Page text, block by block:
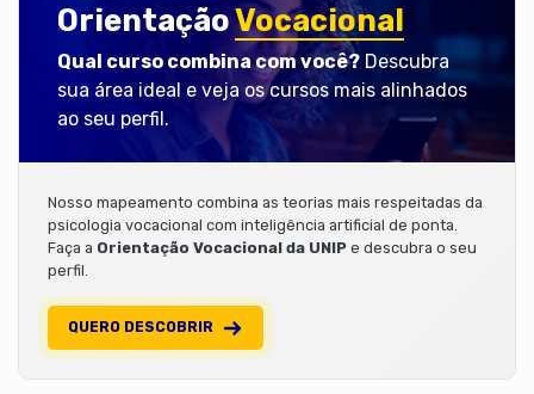
OrientaçãoVocacional
Qual curso combina com você? Descubra
sua área ideal e veja os cursos mais alinhados
ao seu perfil.
Nosso mapeamento combina as teorias mais respeitadas da
psicologia vocacional com inteligência artificial de ponta.
Faça a Orientação Vocacional da UNIP e descubra o seu
perfil.
QUERO DESCOBRIR